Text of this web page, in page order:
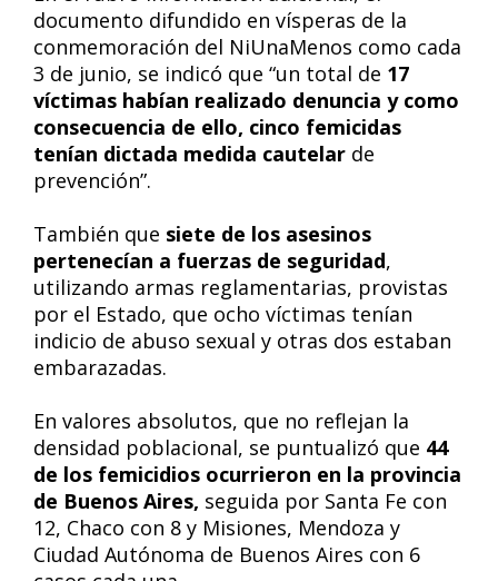
documento difundido en vísperas de la
conmemoración del NiUnaMenos como cada
3 de junio, se indicó que “un total de 17
víctimas habían realizado denuncia y como
consecuencia de ello, cinco femicidas
tenían dictada medida cautelar de
prevención”.
También que siete de los asesinos
pertenecían a fuerzas de seguridad,
utilizando armas reglamentarias, provistas
por el Estado, que ocho víctimas tenían
indicio de abuso sexual y otras dos estaban
embarazadas.
En valores absolutos, que no reflejan la
densidad poblacional, se puntualizó que 44
de los femicidios ocurrieron en la provincia
de Buenos Aires, seguida por Santa Fe con
12, Chaco con 8 y Misiones, Mendoza y
Ciudad Autónoma de Buenos Aires con 6